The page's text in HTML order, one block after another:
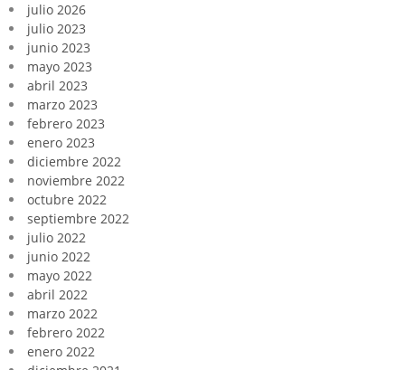
julio 2026
julio 2023
junio 2023
mayo 2023
abril 2023
marzo 2023
febrero 2023
enero 2023
diciembre 2022
noviembre 2022
octubre 2022
septiembre 2022
julio 2022
junio 2022
mayo 2022
abril 2022
marzo 2022
febrero 2022
enero 2022